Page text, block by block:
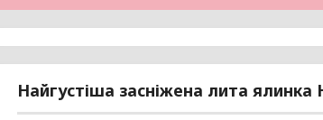
Найгустіша засніжена лита ялинка